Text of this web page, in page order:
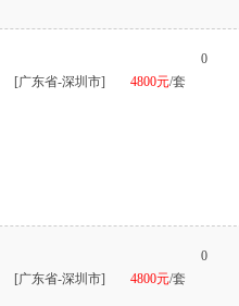
[广东省-深圳市] 4800元/套
0
[广东省-深圳市] 4800元/套
0